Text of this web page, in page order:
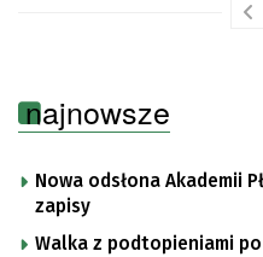
najnowsze
Nowa odsłona Akademii
zapisy
Walka z podtopieniami